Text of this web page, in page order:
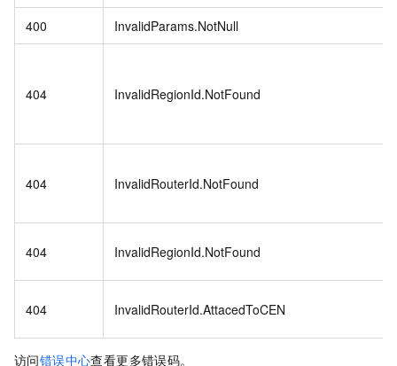
400 InvalidParams.NotNull
404 InvalidRegionId.NotFound
404 InvalidRouterId.NotFound
404 InvalidRegionId.NotFound
404 InvalidRouterId.AttacedToCEN
访问错误中心查看更多错误码。